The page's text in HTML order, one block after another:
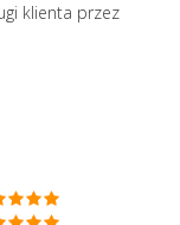
klienta przez